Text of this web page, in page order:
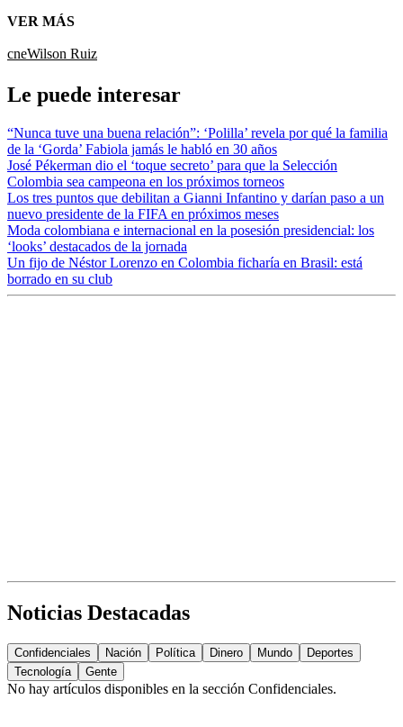
VER MÁS
cneWilson Ruiz
Le puede interesar
“Nunca tuve una buena relación”: ‘Polilla’ revela por qué la familia
de la ‘Gorda’ Fabiola jamás le habló en 30 años
José Pékerman dio el ‘toque secreto’ para que la Selección
Colombia sea campeona en los próximos torneos
Los tres puntos que debilitan a Gianni Infantino y darían paso a un
nuevo presidente de la FIFA en próximos meses
Moda colombiana e internacional en la posesión presidencial: los
‘looks’ destacados de la jornada
Un fijo de Néstor Lorenzo en Colombia ficharía en Brasil: está
borrado en su club
Noticias Destacadas
Confidenciales Nación Política Dinero Mundo
Deportes
Tecnología
Gente
No hay artículos disponibles en la sección Confidenciales.